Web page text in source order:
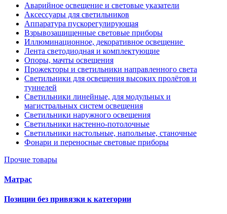
Аварийное освещение и световые указатели
Аксессуары для светильников
Аппаратура пускорегулирующая
Взрывозащищенные световые приборы
Иллюминационное, декоративное освещение
Лента светодиодная и комплектующие
Опоры, мачты освещения
Прожекторы и светильники направленного света
Светильники для освещения высоких пролётов и
туннелей
Светильники линейные, для модульных и
магистральных систем освещения
Светильники наружного освещения
Светильники настенно-потолочные
Светильники настольные, напольные, станочные
Фонари и переносные световые приборы
Прочие товары
Матрас
Позиции без привязки к категории